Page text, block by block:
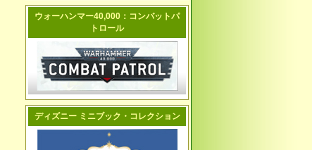
ウォーハンマー40,000：コンバットパ
トロール
ディズニー ミニブック・コレクション